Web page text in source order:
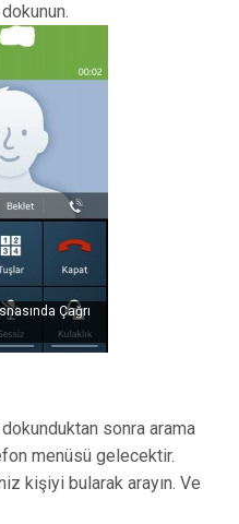
Çağrı
sonra arama
menüsü gelecektir.
kişiyi bularak arayın. Ve